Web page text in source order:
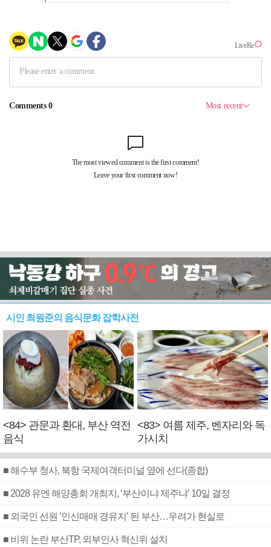
시인 최원준의 음식문화 잡학사전
<84> 관문과 환대, 부산 역전
음식
<83> 여름 제주, 벤자리와 독
가시치
■ 해수부 청사, 북항 국제여객터미널 옆에 선다(종합)
■ 2028 유엔 해양총회 개최지, ‘부산이냐 제주냐’ 10일 결정
■ 외국인 선원 ‘인신매매 경유지’ 된 부산…우려가 현실로
■ 비위 논란 부산TP, 외부인사 혁신위 설치